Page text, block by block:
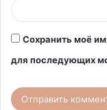
Сохранить моё
для последующих